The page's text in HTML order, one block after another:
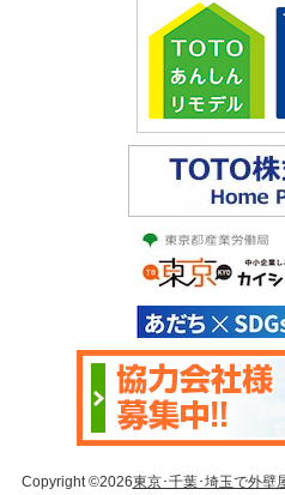
Copyright ©2026東京･千葉･埼玉で外壁